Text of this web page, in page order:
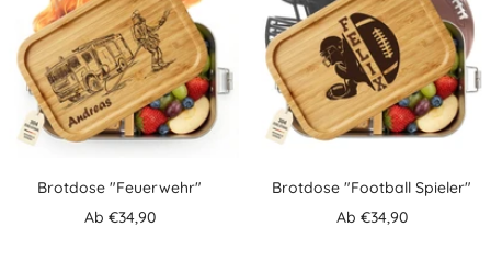
Brotdose "Feuerwehr"
Angebotspreis
Ab €34,90
Brotdose "Football Spieler"
Angebotspreis
Ab €34,90